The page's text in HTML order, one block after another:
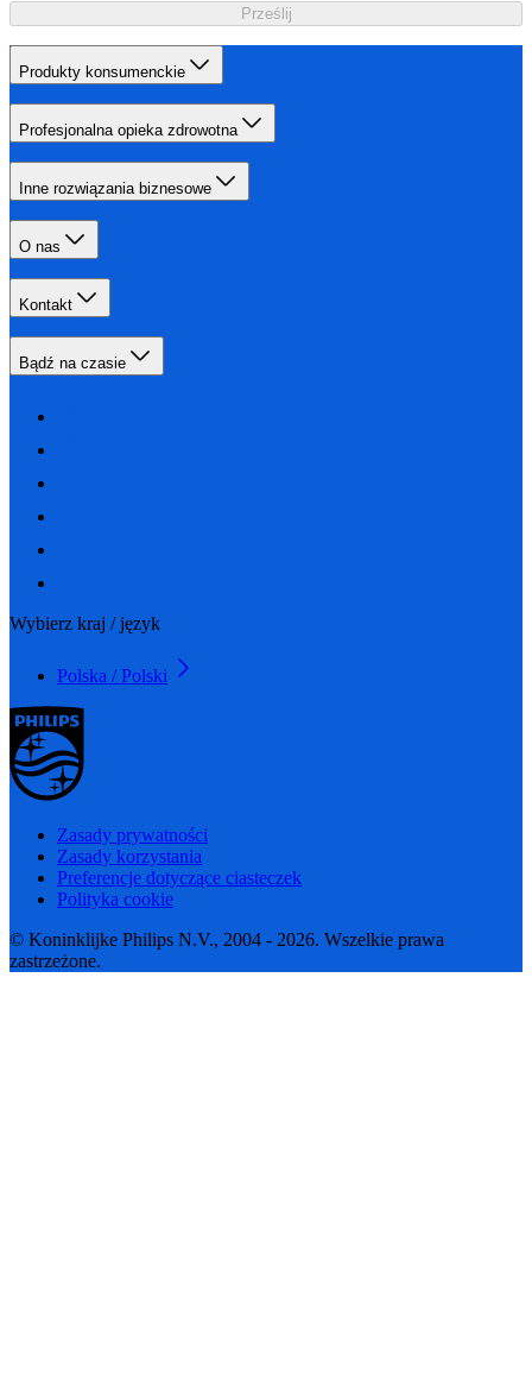
Prześlij
Produkty konsumenckie
Profesjonalna opieka zdrowotna
Inne rozwiązania biznesowe
O nas
Kontakt
Bądź na czasie
Wybierz kraj / język
Polska / Polski
Zasady prywatności
Zasady korzystania
Preferencje dotyczące ciasteczek
Polityka cookie
© Koninklijke Philips N.V., 2004 - 2026. Wszelkie prawa
zastrzeżone.